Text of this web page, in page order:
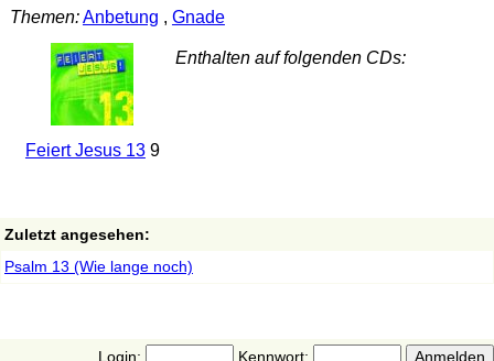
Themen:Anbetung , Gnade
Enthalten auf folgenden CDs:
Feiert Jesus 139
Zuletzt angesehen:
Psalm 13 (Wie lange noch)
Login: Kennwort: